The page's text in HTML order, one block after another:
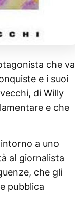
che va
e i suoi
di Willy
e che
a uno
al giornalista
che gli
pubblica